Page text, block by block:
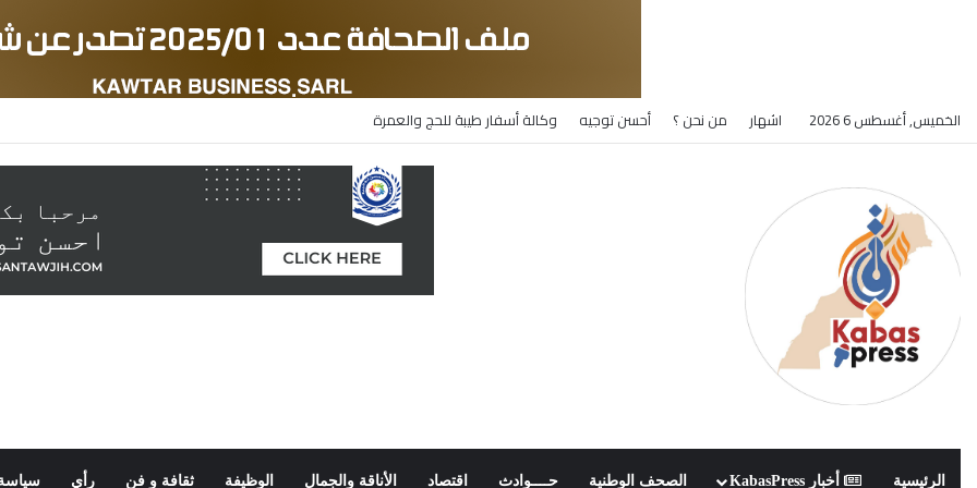
الخميس, أغسطس 6 2026 اشهار من نحن ؟ أحسن توجيه وكالة أسفار طيبة للحج والعمرة
الرئيسية أخبار KabasPress الصحف الوطنية حــــوادث اقتصاد الأناقة والجمال الوظيفة ثقافة و فن رأي